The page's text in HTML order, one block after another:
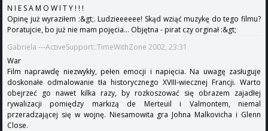
N I E S A M O W I T Y ! ! !
Opinę już wyraziłem :&gt;. Ludzieeeeee! Skąd wziąć muzykę do tego filmu?
Poratujcie, bo już nie mam pojęcia... Objętna - pirat czy orginał :&gt;
Gabriela ---ActiveSupport::TimeWithZone 2002, 23:31
War
Film naprawdę niezwykły, pełen emocji i napięcia. Na uwagę zasługuje
doskonałe odmalowanie tła historycznego XVIII-wiecznej Francji. Warto
obejrzeć go nawet kilka razy, by rozkoszować się obrazem zajadłej
rywalizacji pomiędzy markizą de Merteuil i Valmontem, niemal
przeradzającej się w wojnę. Niesamowita gra Johna Malkovicha i Glenn
Close.